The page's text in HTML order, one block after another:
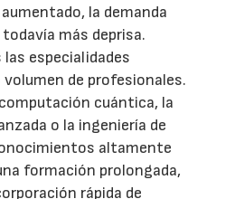
la demanda
más deprisa.
especialidades
de profesionales.
cuántica, la
o la ingeniería de
altamente
formación prolongada,
rápida de